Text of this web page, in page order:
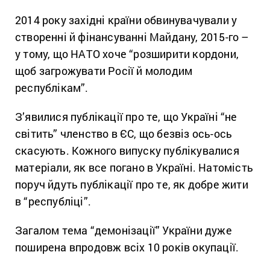
2014 року західні країни обвинувачували у
створенні й фінансуванні Майдану, 2015-го –
у тому, що НАТО хоче “розширити кордони,
щоб загрожувати Росії й молодим
республікам”.
З’явилися публікації про те, що Україні “не
світить” членство в ЄС, що безвіз ось-ось
скасують. Кожного випуску публікувалися
матеріали, як все погано в Україні. Натомість
поруч йдуть публікації про те, як добре жити
в “республіці”.
Загалом тема “демонізації” України дуже
поширена впродовж всіх 10 років окупації.